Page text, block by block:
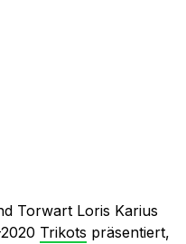
Torwart Loris Karius
Trikots präsentiert,